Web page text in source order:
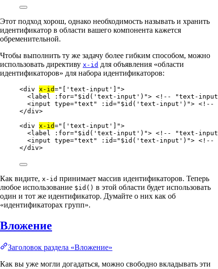
Этот подход хорош, однако необходимость называть и хранить
идентификатор в области вашего компонента кажется
обременительной.
Чтобы выполнить ту же задачу более гибким способом, можно
использовать директиву x-id для объявления «области
идентификаторов» для набора идентификаторов:
<div x-id=" ['text-input'] ">
<label :for=" $id('text-input') "> <!-- "text-
<input type="text " :id=" $id('text-input') "> <!--
</div>
<div x-id=" ['text-input'] ">
<label :for=" $id('text-input') "> <!-- "text-
<input type="text " :id=" $id('text-input') "> <!--
</div>
Как видите, x-id принимает массив идентификаторов. Теперь
любое использование $id() в этой области будет использовать
один и тот же идентификатор. Думайте о них как об
«идентификаторах групп».
Вложение
Заголовок раздела «Вложение»
Как вы уже могли догадаться, можно свободно вкладывать эти